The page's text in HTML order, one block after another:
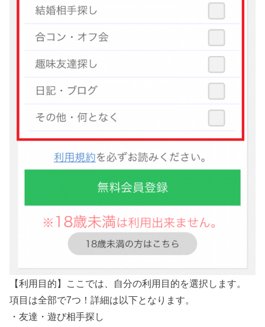
【利用目的】ここでは、自分の利用目的を選択します。
項目は全部で7つ！詳細は以下となります。
・友達・遊び相手探し